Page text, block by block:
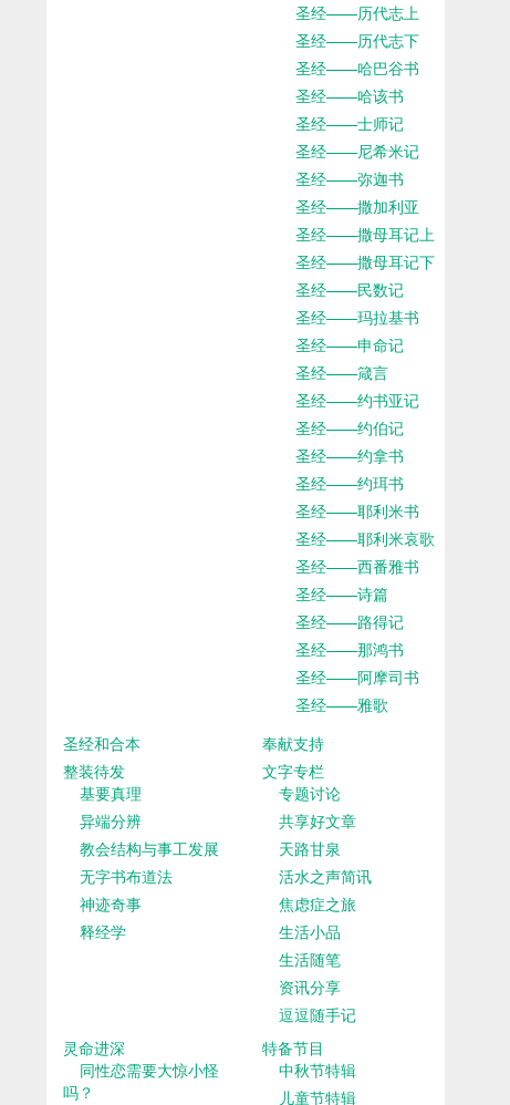
圣经——历代志上
圣经——历代志下
圣经——哈巴谷书
圣经——哈该书
圣经——士师记
圣经——尼希米记
圣经——弥迦书
圣经——撒加利亚
圣经——撒母耳记上
圣经——撒母耳记下
圣经——民数记
圣经——玛拉基书
圣经——申命记
圣经——箴言
圣经——约书亚记
圣经——约伯记
圣经——约拿书
圣经——约珥书
圣经——耶利米书
圣经——耶利米哀歌
圣经——西番雅书
圣经——诗篇
圣经——路得记
圣经——那鸿书
圣经——阿摩司书
圣经——雅歌
圣经和合本
奉献支持
整装待发
基要真理
异端分辨
教会结构与事工发展
无字书布道法
神迹奇事
释经学
文字专栏
专题讨论
共享好文章
天路甘泉
活水之声简讯
焦虑症之旅
生活小品
生活随笔
资讯分享
逗逗随手记
灵命进深
同性恋需要大惊小怪
吗？
特备节目
中秋节特辑
儿童节特辑